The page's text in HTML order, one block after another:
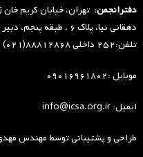
دفترانجمن: تهران، خیابان کریم
دهقانی نیا، پلاک ۶ ، طبقه پنجم، دبیر خانه انجمن مطالعات برنامه درسی ایران
تلفن:۲۵۲ داخلی ۸۸۸۱۲۸۶۸(۰۲۱)
موبایل :۰۹۰۱۶۹۶۱۸۰۲
ایمیل: info@icsa.org.ir
طراحی و پشتیبانی توسطمهندس